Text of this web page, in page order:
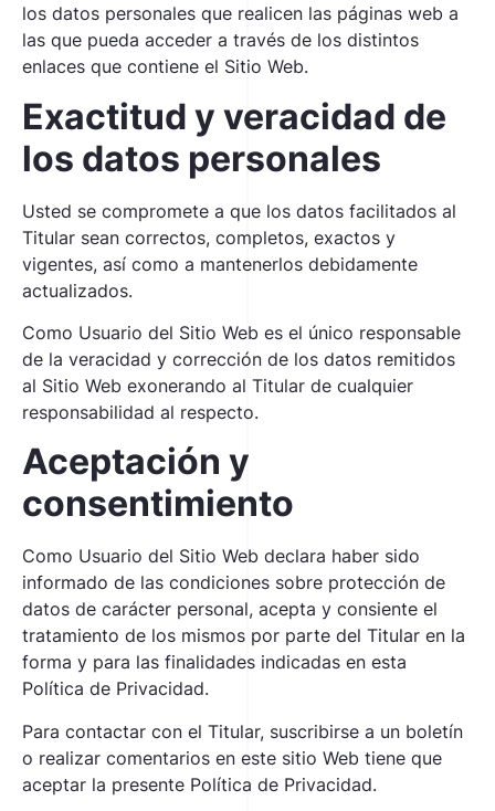
los datos personales que realicen las páginas web a
las que pueda acceder a través de los distintos
enlaces que contiene el Sitio Web.
Exactitud y veracidad de
los datos personales
Usted se compromete a que los datos facilitados al
Titular sean correctos, completos, exactos y
vigentes, así como a mantenerlos debidamente
actualizados.
Como Usuario del Sitio Web es el único responsable
de la veracidad y corrección de los datos remitidos
al Sitio Web exonerando al Titular de cualquier
responsabilidad al respecto.
Aceptación y
consentimiento
Como Usuario del Sitio Web declara haber sido
informado de las condiciones sobre protección de
datos de carácter personal, acepta y consiente el
tratamiento de los mismos por parte del Titular en la
forma y para las finalidades indicadas en esta
Política de Privacidad.
Para contactar con el Titular, suscribirse a un boletín
o realizar comentarios en este sitio Web tiene que
aceptar la presente Política de Privacidad.